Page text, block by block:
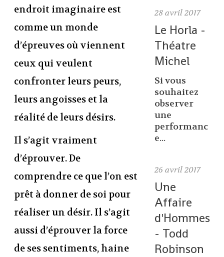
endroit imaginaire est
comme un monde
d’épreuves où viennent
ceux qui veulent
confronter leurs peurs,
leurs angoisses et la
réalité de leurs désirs.
Il s’agit vraiment
d’éprouver. De
comprendre ce que l’on est
prêt à donner de soi pour
réaliser un désir. Il s’agit
aussi d’éprouver la force
de ses sentiments, haine
28 avril 2017
Le Horla -
Théatre
Michel
Si vous
souhaitez
observer
une
performanc
e...
26 avril 2017
Une
Affaire
d'Hommes
- Todd
Robinson